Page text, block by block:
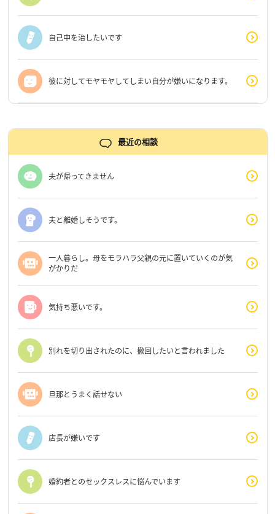
自己中を治したいです
彼に対してモヤモヤしてしまい自分が嫌いになります。
最近の相談
夫が帰ってきません
夫と離婚しそうです。
一人暮らし。母をモラハラ父親の元に置いていくのが気
がかりだ
気持ち悪いです。
別れを切り出されたのに、撤回したいと言われました
旦那とうまく話せない
店長が嫌いです
婚約者とのセックスレスに悩んでいます